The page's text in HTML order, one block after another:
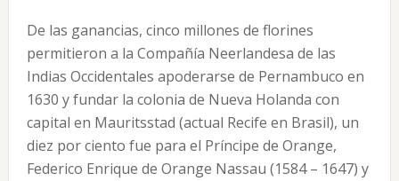
De las ganancias, cinco millones de florines
permitieron a la Compañía Neerlandesa de las
Indias Occidentales apoderarse de Pernambuco en
1630 y fundar la colonia de Nueva Holanda con
capital en Mauritsstad (actual Recife en Brasil), un
diez por ciento fue para el Príncipe de Orange,
Federico Enrique de Orange Nassau (1584 – 1647) y